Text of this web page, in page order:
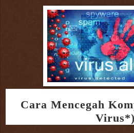
Cara Mencegah
Virus*)